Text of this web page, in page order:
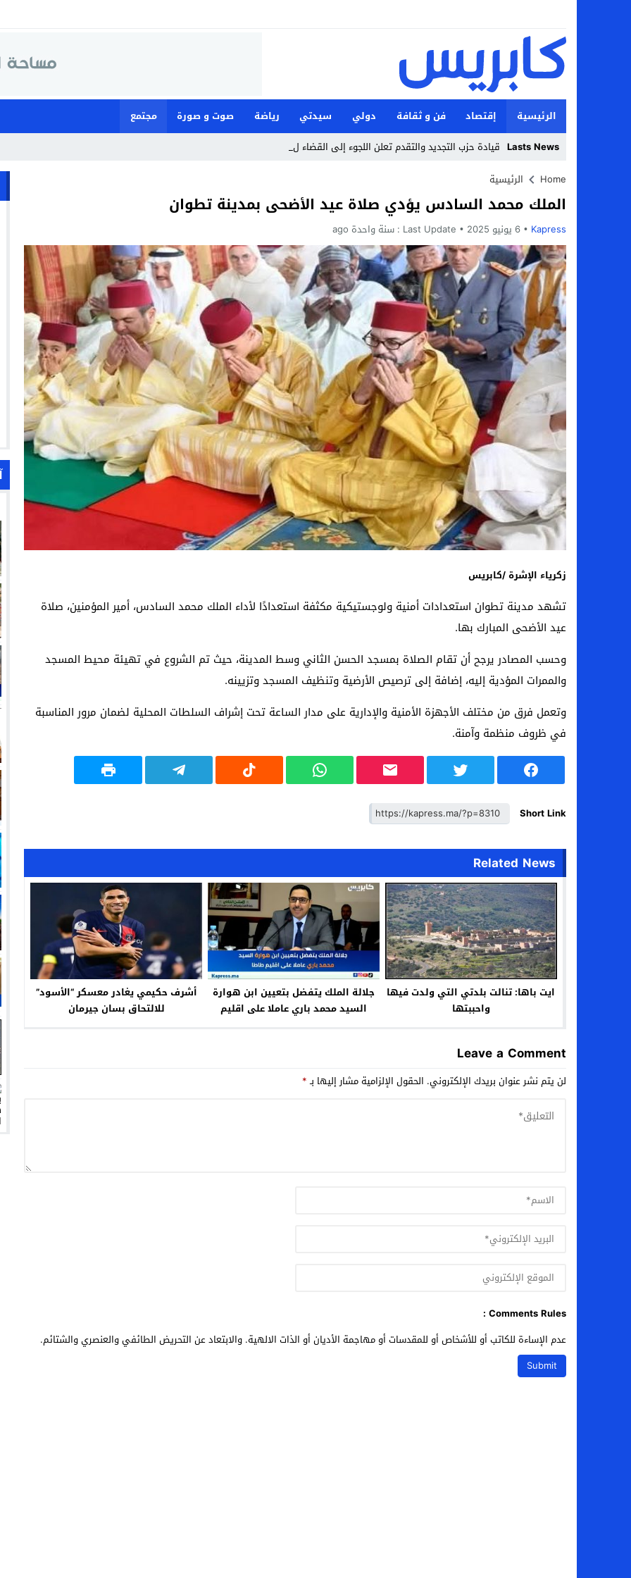
الرئيسية إقتصاد فن و ثقافة دولي سيدتي رياضة صوت و صورة
مجتمع
Lasts News قيادة حزب التجديد والتقدم تعلن اللجوء إلى القضاء لمواجهة ما _
Stop
Previous
Next
Home الرئيسية
الملك محمد السادس يؤدي صلاة عيد الأضحى بمدينة تطوان
Kapress 6 يونيو 2025 Last Update : سنة واحدة ago
زكرياء الإشرة /كابريس
تشهد مدينة تطوان استعدادات أمنية ولوجستيكية مكثفة استعدادًا لأداء الملك محمد السادس، أمير المؤمنين، صلاة
عيد الأضحى المبارك بها.
وحسب المصادر يرجح أن تقام الصلاة بمسجد الحسن الثاني وسط المدينة، حيث تم الشروع في تهيئة محيط المسجد
والممرات المؤدية إليه، إضافة إلى ترصيص الأرضية وتنظيف المسجد وتزيينه.
وتعمل فرق من مختلف الأجهزة الأمنية والإدارية على مدار الساعة تحت إشراف السلطات المحلية لضمان مرور المناسبة
في ظروف منظمة وآمنة.
Short Link
Related News
ايت باها: تنالت بلدتي التي ولدت فيها
واحببتها
جلالة الملك يتفضل بتعيين ابن هوارة
السيد محمد باري عاملا على اقليم
أشرف حكيمي يغادر معسكر “الأسود”
للالتحاق بسان جيرمان
Leave a Comment
لن يتم نشر عنوان بريدك الإلكتروني. الحقول الإلزامية مشار إليها بـ*
Comments Rules :
عدم الإساءة للكاتب أو للأشخاص أو للمقدسات أو مهاجمة الأديان أو الذات الالهية. والابتعاد عن التحريض الطائفي والعنصري والشتائم.